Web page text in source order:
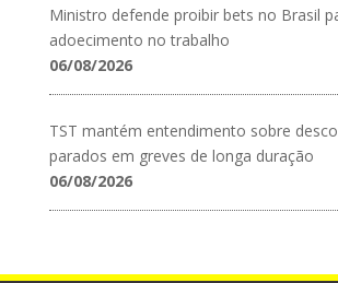
Ministro defende proibir bets no Brasil
adoecimento no trabalho
06/08/2026
TST mantém entendimento sobre
parados em greves de longa duração
06/08/2026